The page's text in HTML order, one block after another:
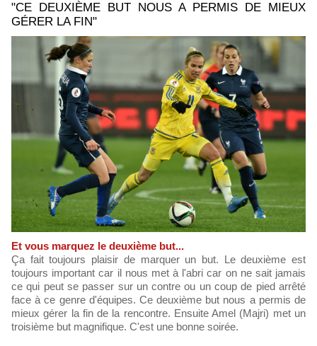
"CE DEUXIÈME BUT NOUS A PERMIS DE MIEUX
GÉRER LA FIN"
Et vous marquez le deuxième but...
Ça fait toujours plaisir de marquer un but. Le deuxième est
toujours important car il nous met à l'abri car on ne sait jamais
ce qui peut se passer sur un contre ou un coup de pied arrêté
face à ce genre d'équipes. Ce deuxième but nous a permis de
mieux gérer la fin de la rencontre. Ensuite Amel (Majri) met un
troisième but magnifique. C'est une bonne soirée.